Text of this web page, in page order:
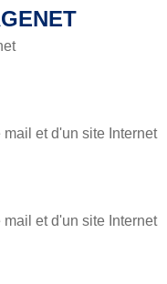
et d'un site Internet
et d'un site Internet